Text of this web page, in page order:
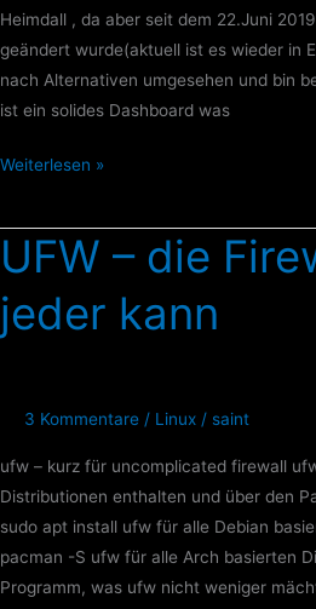
Heimdall , da aber seit dem 22.Juni
geändert wurde(aktuell ist es wieder in
nach Alternativen umgesehen und bin
ist ein solides Dashboard was
Weiterlesen »
UFW – die
jeder kann
3 Kommentare / Linux / saint
ufw – kurz für uncomplicated firewall
Distributionen enthalten und über den
sudo apt install ufw für alle Debian
pacman -S ufw für alle Arch basierten
Programm, was ufw nicht weniger
UFW
–
die
Firewall
kann